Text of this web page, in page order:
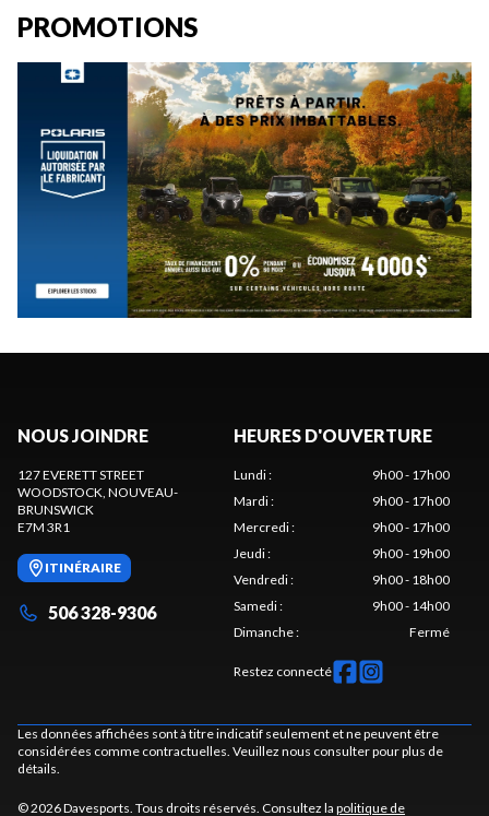
PROMOTIONS
NOUS JOINDRE
127 EVERETT STREET
WOODSTOCK, NOUVEAU-
BRUNSWICK
E7M 3R1
ITINÉRAIRE
506 328-9306
HEURES D'OUVERTURE
Lundi:
9h00 - 17h00
Mardi:
9h00 - 17h00
Mercredi:
9h00 - 17h00
Jeudi:
9h00 - 19h00
Vendredi:
9h00 - 18h00
Samedi:
9h00 - 14h00
Dimanche: Fermé
Restez connecté
Les données affichées sont à titre indicatif seulement et ne peuvent être
considérées comme contractuelles. Veuillez nous consulter pour plus de
détails.
© 2026 Davesports. Tous droits réservés. Consultez la politique de